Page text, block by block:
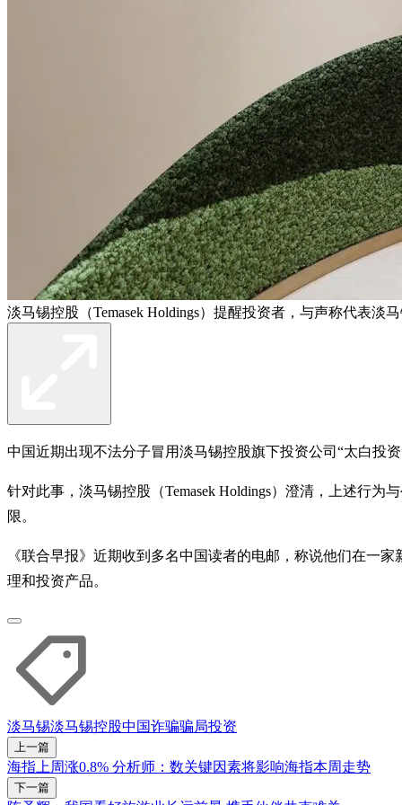
淡马锡控股（Temasek Holdings）提醒投资者，与声称代表
中国近期出现不法分子冒用淡马锡控股旗下投资公司“太白投
针对此事，淡马锡控股（Temasek Holdings）澄清，上述行
限。
《联合早报》近期收到多名中国读者的电邮，称说他们在一
理和投资产品。
淡马锡淡马锡控股中国诈骗骗局投资
上一篇
海指上周涨0.8% 分析师：数关键因素将影响海指本周走势
下一篇